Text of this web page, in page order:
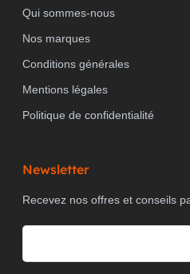
Qui sommes-nous
Nos marques
Conditions générales
Mentions légales
Politique de confidentialité
Newsletter
Recevez nos offres et conseils